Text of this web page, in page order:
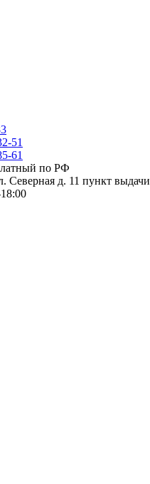
51
61
по РФ
Северная д. 11 пункт выдачи